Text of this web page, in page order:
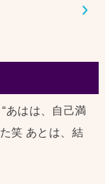
あはは、自己満
笑 あとは、結